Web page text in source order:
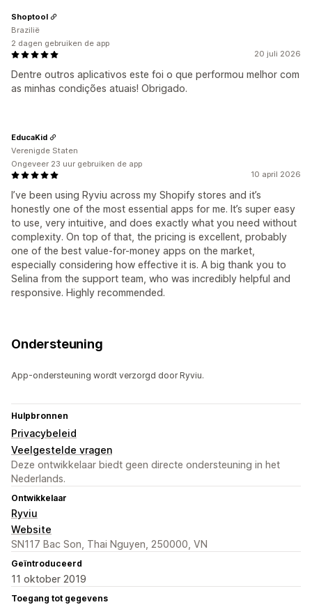
20 juli 2026
Dentre outros aplicativos este foi o que performou melhor com
as minhas condições atuais! Obrigado.
Shoptool
Brazilië
2 dagen gebruiken de app
10 april 2026
I’ve been using Ryviu across my Shopify stores and it’s
honestly one of the most essential apps for me. It’s super easy
to use, very intuitive, and does exactly what you need without
complexity. On top of that, the pricing is excellent, probably
one of the best value-for-money apps on the market,
especially considering how effective it is. A big thank you to
Selina from the support team, who was incredibly helpful and
responsive. Highly recommended.
EducaKid
Verenigde Staten
Ongeveer 23 uur gebruiken de app
Ondersteuning
App-ondersteuning wordt verzorgd door Ryviu.
Hulpbronnen
Privacybeleid
Veelgestelde vragen
Deze ontwikkelaar biedt geen directe ondersteuning in het
Nederlands.
Ontwikkelaar
Ryviu
Website
SN117 Bac Son, Thai Nguyen, 250000, VN
Geïntroduceerd
11 oktober 2019
Toegang tot gegevens